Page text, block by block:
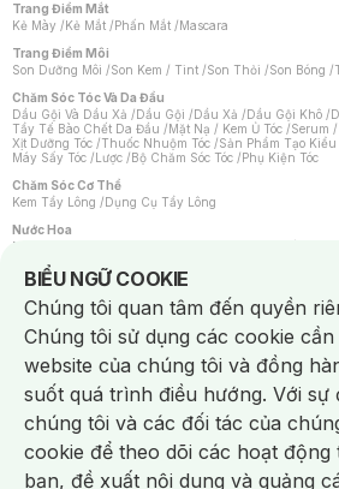
Trang Điểm Mắt
Kẻ Mày /Kẻ Mắt /Phấn Mắt /Mascara
Trang Điểm Môi
Son Dưỡng Môi /Son Kem / Tint /Son Thỏi /Son Bóng /
Chăm Sóc Tóc Và Da Đầu
Dầu Gội Và Dầu Xả /Dầu Gội /Dầu Xả /Dầu Gội Khô /
Tẩy Tế Bào Chết Da Đầu /Mặt Nạ / Kem Ủ Tóc /Serum
Xịt Dưỡng Tóc /Thuốc Nhuộm Tóc /Sản Phẩm Tạo Kiểu
Máy Sấy Tóc /Lược /Bộ Chăm Sóc Tóc /Phụ Kiện Tóc
Chăm Sóc Cơ Thể
Kem Tẩy Lông /Dụng Cụ Tẩy Lông
Nước Hoa
Nước Hoa Nữ
Chăm Sóc Cá Nhân
Chống Muỗi /Khẩu Trang /Máy Massage/Mặt Nạ Xông
Sản Phẩm Chăm Sóc Khác /Bàn Chải Đánh Răng /
Hỗ Trợ Trắng Răng/Kem Đánh Răng /Máy Tăm Nước/
Tăm / Chỉ Nha Khoa/ Xịt Thơm Miệng / Dung Dịch Vệ
Khăn Ướt Vệ Sinh Vùng Kín/Băng Vệ Sinh/Tampon/
Máy Cạo Râu
Vấn Đề Về Da
Da Dầu / Lỗ Chân Lông To/ Da Khô / Mất Nước/ Da
Da Nhạy Cảm / Kích Ứng
Da Xỉn Màu Thâm / Nám /
Quầng Thâm & Bọng Mắt /Sẹo /Viêm Da Cơ Địa
Dụng Cụ / Phụ Kiện Chăm Sóc Da
BIỂU NGỮ COOKIE
Notice about cookies usage
Chúng tôi quan tâm đến quyền
Chúng tôi sử dụng các cookie
website của chúng tôi và đồng
suốt quá trình điều hướng. Với sự
chúng tôi và các đối tác của
cookie để theo dõi các hoạt động
bạn, đề xuất nội dung và quảng